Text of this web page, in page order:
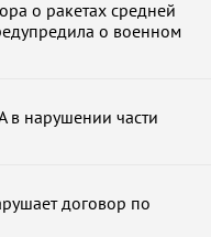
о ракетах средней
о военном
в нарушении части
договор по